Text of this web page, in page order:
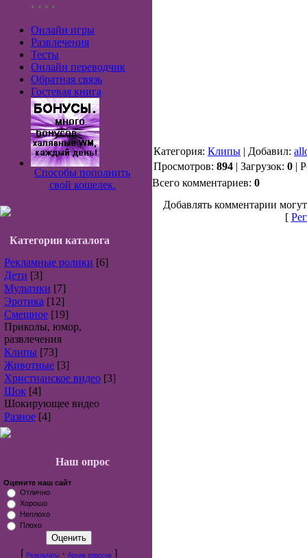
• • • •
Онлайн игры
Развлечения
Тесты
Онлайн переводчик
Обратная связь
Гостевая книга
Способы пополнить
свой кошелек.
Категории каталога
Рекламные ролики [6]
Дети [3]
Мультики [7]
Эротика [12]
Смешное [19]
Приколы, юмор,
развлечения
Клипы [73]
Животные [3]
Христианское видео [3]
Шок [4]
Шокирующее видео
Разное [4]
Наш опрос
Оцените наш сайт
Отлично
Хорошо
Неплохо
Плохо
[ Результаты· Архив опросов]
Категория: Клипы | Добавил:
Просмотров: 894 | Загрузок: 0 |
Всего комментариев: 0
Добавлять комментарии
[